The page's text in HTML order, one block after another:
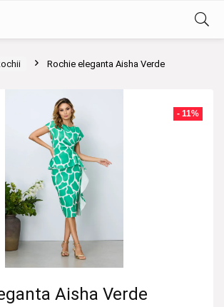
Rochie eleganta Aisha Verde
- 11%
Aisha Verde